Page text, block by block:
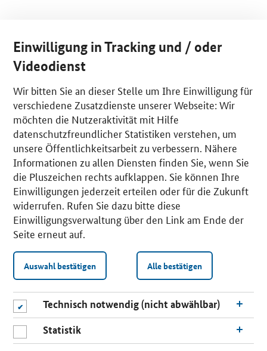
Einwilligung in Tracking und / oder
Videodienst
Wir bitten Sie an dieser Stelle um Ihre Einwilligung für
verschiedene Zusatzdienste unserer Webseite: Wir
möchten die Nutzeraktivität mit Hilfe
datenschutzfreundlicher Statistiken verstehen, um
unsere Öffentlichkeitsarbeit zu verbessern. Nähere
Informationen zu allen Diensten finden Sie, wenn Sie
die Pluszeichen rechts aufklappen. Sie können Ihre
Einwilligungen jederzeit erteilen oder für die Zukunft
widerrufen. Rufen Sie dazu bitte diese
Einwilligungsverwaltung über den Link am Ende der
Seite erneut auf.
Auswahl bestätigen Alle bestätigen
Technisch notwendig (nicht abwählbar)
Statistik